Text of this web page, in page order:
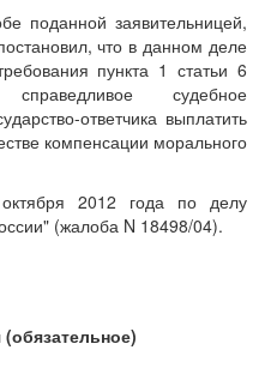
поданной заявительницей,
что в данном деле
пункта 1 статьи 6
судебное
ответчика выплатить
компенсации морального
2012 года по делу
(жалоба N 18498/04).